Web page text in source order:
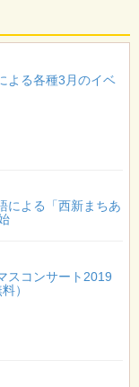
よる各種3月のイベ
による「西新まちあ
スコンサート2019
）